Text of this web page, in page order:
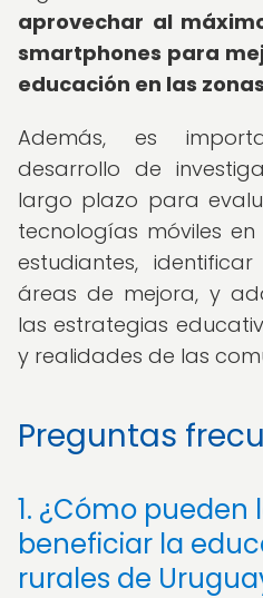
aprovechar al
smartphones para
educación en las
Además, es
desarrollo de
largo plazo para
tecnologías móviles
estudiantes,
áreas de mejora, y
las estrategias
y realidades de las
Preguntas
1. ¿Cómo
beneficiar la
rurales de